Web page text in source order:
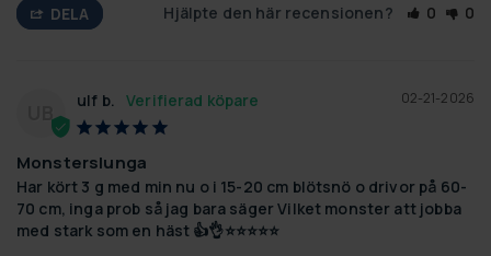
DELA Hjälpte den här recensionen? 0 0
UB
02-21-2026
ulf b.
Monsterslunga
Har kört 3 g med min nu o i 15-20 cm blötsnö o drivor på 60-
70 cm, inga prob så jag bara säger Vilket monster att jobba
med stark som en häst 👍👌⭐️⭐️⭐️⭐️⭐️